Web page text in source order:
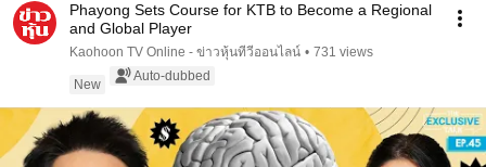
Phayong Sets Course for KTB to Become a Regional
and Global Player
Kaohoon TV Online - ข่าวหุ้นทีวีออนไลน์ • 731 views
New
Auto-dubbed